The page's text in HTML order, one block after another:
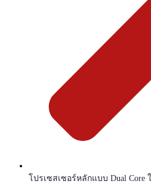
โปรเซสเซอร์หลักแบบ Dual